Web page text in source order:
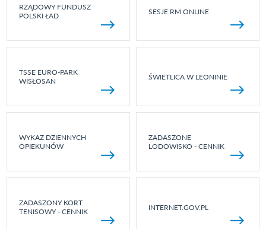
RZĄDOWY FUNDUSZ
POLSKI ŁAD
SESJE RM ONLINE
TSSE EURO-PARK
WISŁOSAN
ŚWIETLICA W LEONINIE
WYKAZ DZIENNYCH
OPIEKUNÓW
ZADASZONE
LODOWISKO - CENNIK
ZADASZONY KORT
TENISOWY - CENNIK
INTERNET.GOV.PL